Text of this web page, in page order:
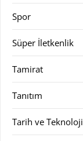
Spor
Süper İletkenlik
Tamirat
Tanıtım
Tarih ve Teknoloji